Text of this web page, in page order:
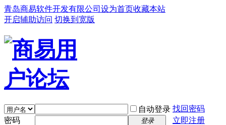
青岛商易软件开发有限公司 设为首页收藏本站
开启辅助访问 切换到宽版
自动登录 找回密码
密码
登录 立即注册